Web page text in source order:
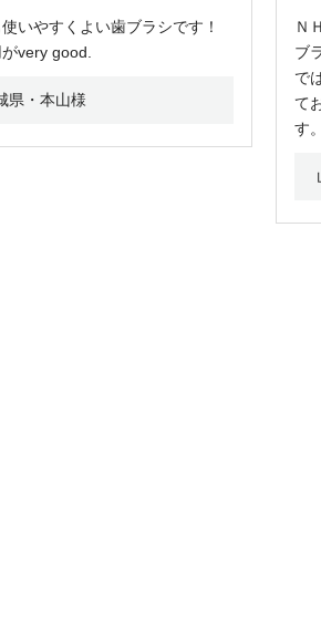
いやすくよい歯ブラシです！
very good.
県・本山様
Ｎ
ブ
で
て
す。